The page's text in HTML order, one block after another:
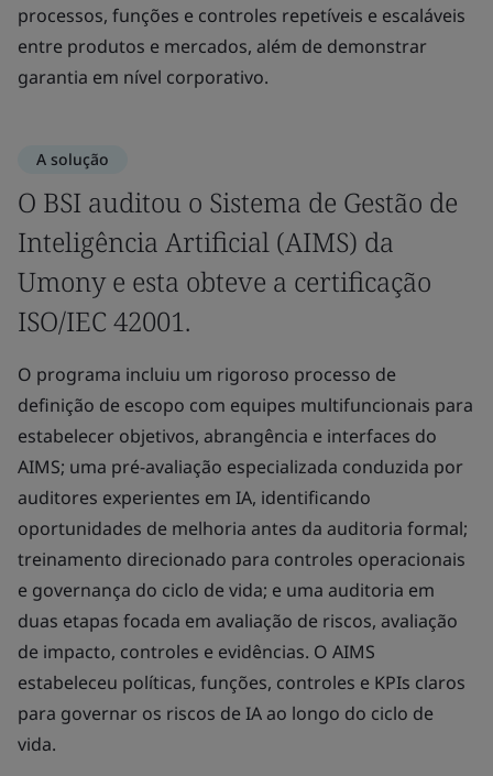
processos, funções e controles repetíveis e escaláveis
entre produtos e mercados, além de demonstrar
garantia em nível corporativo.
A solução
O BSI auditou o Sistema de Gestão de
Inteligência Artificial (AIMS) da
Umony e esta obteve a certificação
ISO/IEC 42001.
O programa incluiu um rigoroso processo de
definição de escopo com equipes multifuncionais para
estabelecer objetivos, abrangência e interfaces do
AIMS; uma pré-avaliação especializada conduzida por
auditores experientes em IA, identificando
oportunidades de melhoria antes da auditoria formal;
treinamento direcionado para controles operacionais
e governança do ciclo de vida; e uma auditoria em
duas etapas focada em avaliação de riscos, avaliação
de impacto, controles e evidências. O AIMS
estabeleceu políticas, funções, controles e KPIs claros
para governar os riscos de IA ao longo do ciclo de
vida.